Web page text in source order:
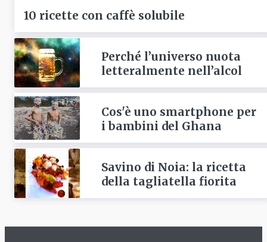
10 ricette con caffè solubile
Perché l’universo nuota
letteralmente nell’alcol
Cos'è uno smartphone per
i bambini del Ghana
Savino di Noia: la ricetta
della tagliatella fiorita